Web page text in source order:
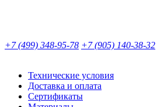
+7 (499) 348-95-78 +7 (905) 140-38-32
Технические условия
Доставка и оплата
Сертификаты